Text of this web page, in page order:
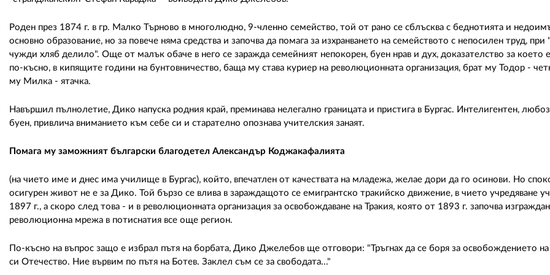
Роден през 1874 г. в гр. Малко Търново в многолюдно, 9-членно семейство, той от рано се сблъсква с беднотията и
основно образование, но за повече няма средства и започва да помага за изхранването на семейството с непосилен труд,
чужди хляб делило". Още от малък обаче в него се заражда семейният непокорен, буен нрав и дух, доказателство за което
по-късно, в кипящите години на бунтовничество, баща му става куриер на революционната организация, брат му Тодор -
му Милка - ятачка.
Навършил пълнолетие, Дико напуска родния край, преминава нелегално границата и пристига в Бургас. Интелигентен,
буен, привлича вниманието към себе си и старателно опознава учителския занаят.
Помага му заможният български благодетел Александър Коджакафалията
(на чието име и днес има училище в Бургас), който, впечатлен от качествата на младежа, желае дори да го осинови. Но
осигурен живот не е за Дико. Той бързо се влива в зараждащото се емигрантско тракийско движение, в чието учредяване
1897 г., а скоро след това - и в революционната организация за освобождаване на Тракия, която от 1893 г. започва
революционна мрежа в потиснатия все още регион.
По-късно на въпрос защо е избрал пътя на борбата, Дико Джелебов ще отговори: "Тръгнах да се боря за освобождението
си Отечество. Ние вървим по пътя на Ботев. Заклел съм се за свободата..."